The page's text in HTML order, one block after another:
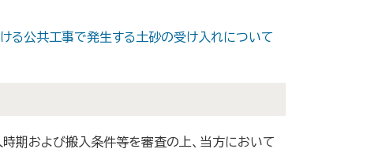
る公共工事で発生する土砂の受け入れについて
期および搬入条件等を審査の上、当方において